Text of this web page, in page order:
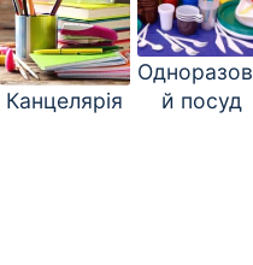
Канцелярія
й посуд